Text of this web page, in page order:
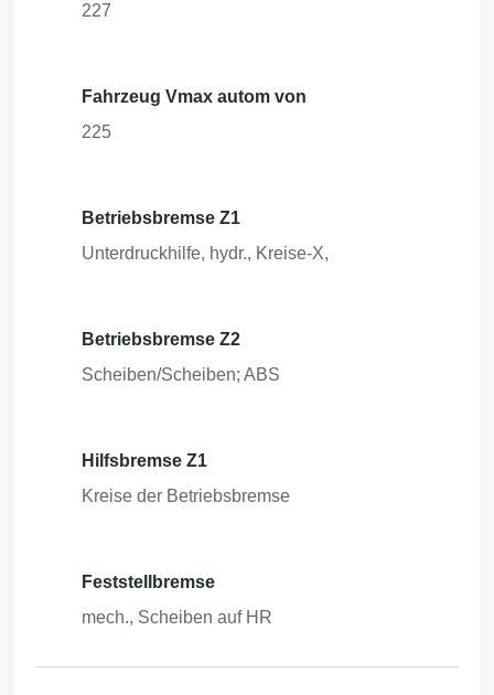
227
Fahrzeug Vmax autom von
225
Betriebsbremse Z1
Unterdruckhilfe, hydr., Kreise-X,
Betriebsbremse Z2
Scheiben/Scheiben; ABS
Hilfsbremse Z1
Kreise der Betriebsbremse
Feststellbremse
mech., Scheiben auf HR